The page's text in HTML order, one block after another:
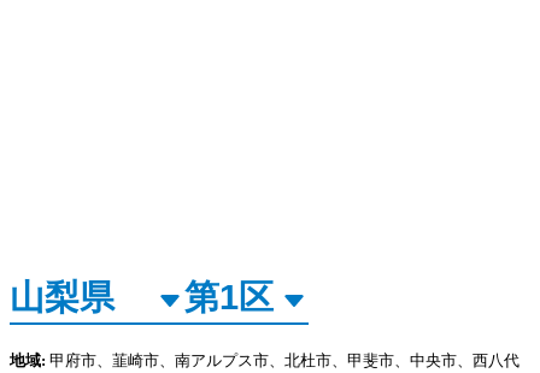
地域: 甲府市、韮崎市、南アルプス市、北杜市、甲斐市、中央市、西八代